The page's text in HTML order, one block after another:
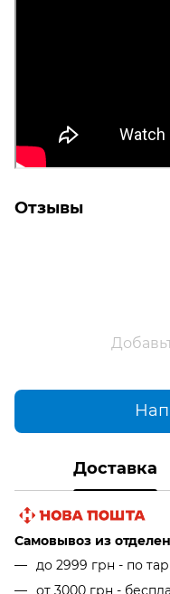
Отзывы
Доставка
Самовывоз из
до 2999 грн - по
от 3000 грн -